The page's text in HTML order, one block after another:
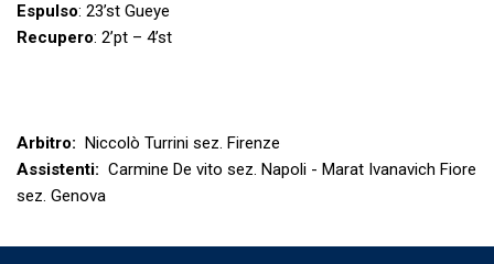
Espulso: 23’st Gueye
Recupero: 2’pt – 4’st
Arbitro: Niccolò Turrini sez. Firenze
Assistenti: Carmine De vito sez. Napoli - Marat Ivanavich Fiore
sez. Genova